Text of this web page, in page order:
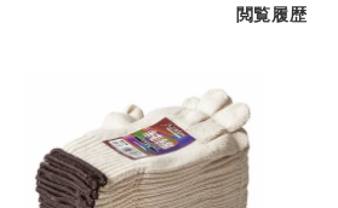
閲覧履歴